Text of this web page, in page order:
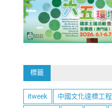
標籤
itweek 中國文化達標工程